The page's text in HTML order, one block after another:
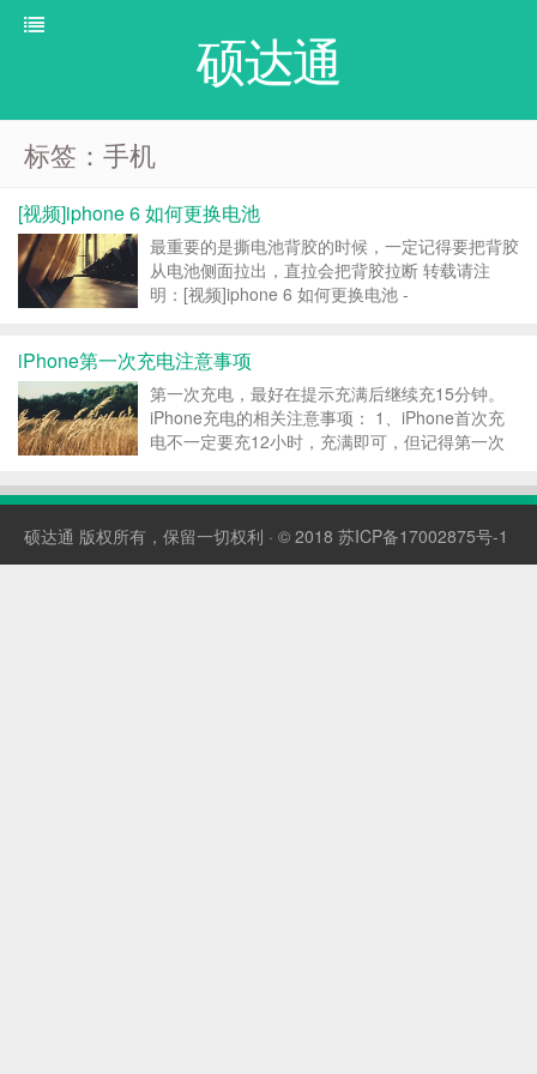
硕达通
标签：手机
[视频]iphone 6 如何更换电池
最重要的是撕电池背胶的时候，一定记得要把背胶
从电池侧面拉出，直拉会把背胶拉断 转载请注
明：[视频]iphone 6 如何更换电池 -
iPhone第一次充电注意事项
第一次充电，最好在提示充满后继续充15分钟。
iPhone充电的相关注意事项： 1、iPhone首次充
电不一定要充12小时，充满即可，但记得第一次
用光了； 2、此后在任何电量下均可以进行充电，
硕达通 版权所有，保留一切权利 · © 2018 苏ICP备17002875号-1